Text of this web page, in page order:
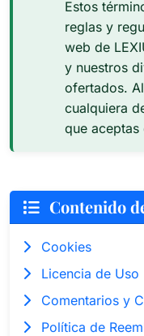
Estos
reglas y
web de
y nuestros
ofertados.
cualquiera
que aceptas
Contenido
Cookies
Licencia de Uso
Comentarios y
Política de